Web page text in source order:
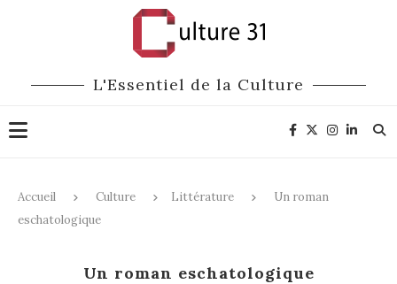
L'Essentiel de la Culture
Accueil Culture Littérature
Un roman
eschatologique
Un roman eschatologique